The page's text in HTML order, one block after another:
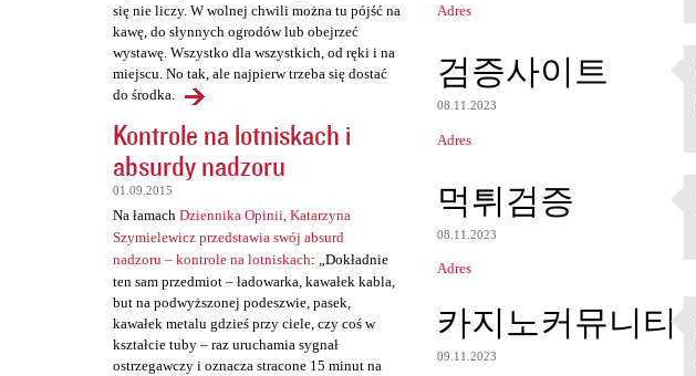
się nie liczy. W wolnej chwili można tu pójść na
kawę, do słynnych ogrodów lub obejrzeć
wystawę. Wszystko dla wszystkich, od ręki i na
miejscu. No tak, ale najpierw trzeba się dostać
do środka.
Kontrole na lotniskach i
absurdy nadzoru
01.09.2015
Na łamach Dziennika Opinii, Katarzyna
Szymielewicz przedstawia swój absurd
nadzoru – kontrole na lotniskach: „Dokładnie
ten sam przedmiot – ładowarka, kawałek kabla,
but na podwyższonej podeszwie, pasek,
kawałek metalu gdzieś przy ciele, czy coś w
kształcie tuby – raz uruchamia sygnał
ostrzegawczy i oznacza stracone 15 minut na
Adres
검증사이트
08.11.2023
Adres
먹튀검증
08.11.2023
Adres
카지노커뮤니티
09.11.2023